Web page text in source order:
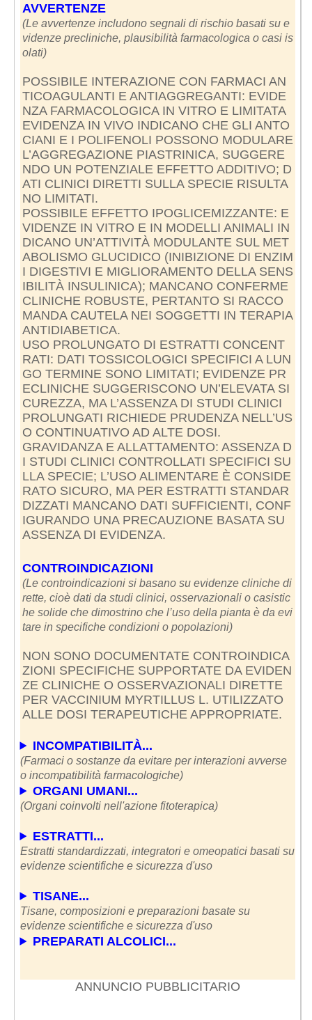
AVVERTENZE
(Le avvertenze includono segnali di rischio basati su e
videnze precliniche, plausibilità farmacologica o casi is
olati)
POSSIBILE INTERAZIONE CON FARMACI AN
TICOAGULANTI E ANTIAGGREGANTI: EVIDE
NZA FARMACOLOGICA IN VITRO E LIMITATA
EVIDENZA IN VIVO INDICANO CHE GLI ANTO
CIANI E I POLIFENOLI POSSONO MODULARE
L’AGGREGAZIONE PIASTRINICA, SUGGERE
NDO UN POTENZIALE EFFETTO ADDITIVO; D
ATI CLINICI DIRETTI SULLA SPECIE RISULTA
NO LIMITATI.
POSSIBILE EFFETTO IPOGLICEMIZZANTE: E
VIDENZE IN VITRO E IN MODELLI ANIMALI IN
DICANO UN’ATTIVITÀ MODULANTE SUL MET
ABOLISMO GLUCIDICO (INIBIZIONE DI ENZIM
I DIGESTIVI E MIGLIORAMENTO DELLA SENS
IBILITÀ INSULINICA); MANCANO CONFERME
CLINICHE ROBUSTE, PERTANTO SI RACCO
MANDA CAUTELA NEI SOGGETTI IN TERAPIA
ANTIDIABETICA.
USO PROLUNGATO DI ESTRATTI CONCENT
RATI: DATI TOSSICOLOGICI SPECIFICI A LUN
GO TERMINE SONO LIMITATI; EVIDENZE PR
ECLINICHE SUGGERISCONO UN’ELEVATA SI
CUREZZA, MA L’ASSENZA DI STUDI CLINICI
PROLUNGATI RICHIEDE PRUDENZA NELL’US
O CONTINUATIVO AD ALTE DOSI.
GRAVIDANZA E ALLATTAMENTO: ASSENZA D
I STUDI CLINICI CONTROLLATI SPECIFICI SU
LLA SPECIE; L’USO ALIMENTARE È CONSIDE
RATO SICURO, MA PER ESTRATTI STANDAR
DIZZATI MANCANO DATI SUFFICIENTI, CONF
IGURANDO UNA PRECAUZIONE BASATA SU
ASSENZA DI EVIDENZA.
CONTROINDICAZIONI
(Le controindicazioni si basano su evidenze cliniche di
rette, cioè dati da studi clinici, osservazionali o casistic
he solide che dimostrino che l’uso della pianta è da evi
tare in specifiche condizioni o popolazioni)
NON SONO DOCUMENTATE CONTROINDICA
ZIONI SPECIFICHE SUPPORTATE DA EVIDEN
ZE CLINICHE O OSSERVAZIONALI DIRETTE
PER VACCINIUM MYRTILLUS L. UTILIZZATO
ALLE DOSI TERAPEUTICHE APPROPRIATE.
INCOMPATIBILITÀ...
(Farmaci o sostanze da evitare per interazioni avverse
o incompatibilità farmacologiche)
ORGANI UMANI...
(Organi coinvolti nell'azione fitoterapica)
ESTRATTI...
Estratti standardizzati, integratori e omeopatici basati su
evidenze scientifiche e sicurezza d'uso
TISANE...
Tisane, composizioni e preparazioni basate su
evidenze scientifiche e sicurezza d'uso
PREPARATI ALCOLICI...
ANNUNCIO PUBBLICITARIO